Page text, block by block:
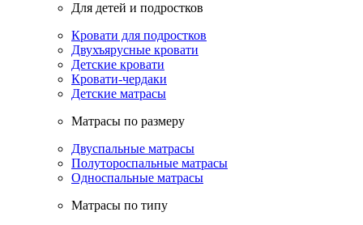
Для детей и подростков
Кровати для подростков
Двухъярусные кровати
Детские кровати
Кровати-чердаки
Детские матрасы
Матрасы по размеру
Двуспальные матрасы
Полутороспальные матрасы
Односпальные матрасы
Матрасы по типу